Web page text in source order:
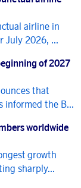
airline in
July 2026, ...
of 2027
that
informed the B...
worldwide
growth
sharply...